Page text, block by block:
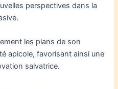
perspectives dans la
les plans de son
apicole, favorisant ainsi une
salvatrice.